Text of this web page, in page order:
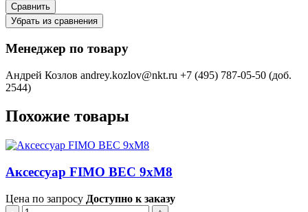
Сравнить
Убрать из сравнения
Менеджер по товару
Андрей Козлов andrey.kozlov@nkt.ru +7 (495) 787-05-50 (доб.
2544)
Похожие товары
Аксессуар FIMO BEC 9xM8
Цена по запросу Доступно к заказу